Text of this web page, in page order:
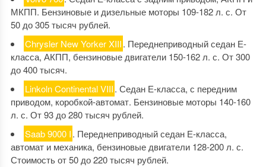
МКПП. Бензиновые и дизельные моторы 109-182 л. с. От
50 до 305 тысяч рублей.
Chrysler New Yorker XIII. Переднеприводный седан Е-
класса, АКПП, бензиновые двигатели 150-162 л. с. От 300
до 400 тысяч.
Linkoln Continental VIII. Седан Е-класса, с передним
приводом, коробкой-автомат. Бензиновые моторы 140-160
л. с. От 93 до 280 тысяч рублей.
Saab 9000 I. Переднеприводный седан Е-класса,
автомат и механика, бензиновые двигатели 128-200 л. с.
Стоимость от 50 до 220 тысяч рублей.